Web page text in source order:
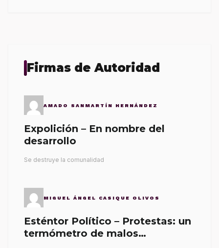
Firmas de Autoridad
AMADO SANMARTÍN HERNÁNDEZ
Expolición – En nombre del
desarrollo
Se destruye la comunalidad
MIGUEL ÁNGEL CASIQUE OLIVOS
Esténtor Político – Protestas: un
termómetro de malos